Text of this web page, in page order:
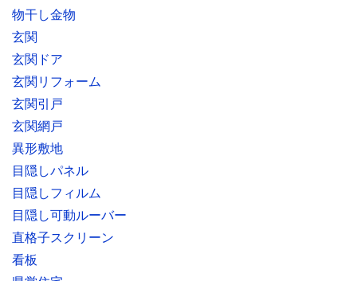
物干し金物
玄関
玄関ドア
玄関リフォーム
玄関引戸
玄関網戸
異形敷地
目隠しパネル
目隠しフィルム
目隠し可動ルーバー
直格子スクリーン
看板